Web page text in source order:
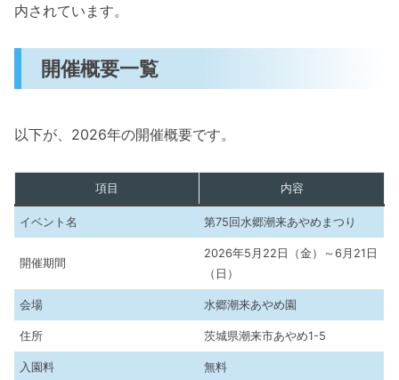
内されています。
開催概要一覧
以下が、2026年の開催概要です。
項目 内容
イベント名 第75回水郷潮来あやめまつり
開催期間
2026年5月22日（金）～6月21日
（日）
会場 水郷潮来あやめ園
住所 茨城県潮来市あやめ1-5
入園料 無料